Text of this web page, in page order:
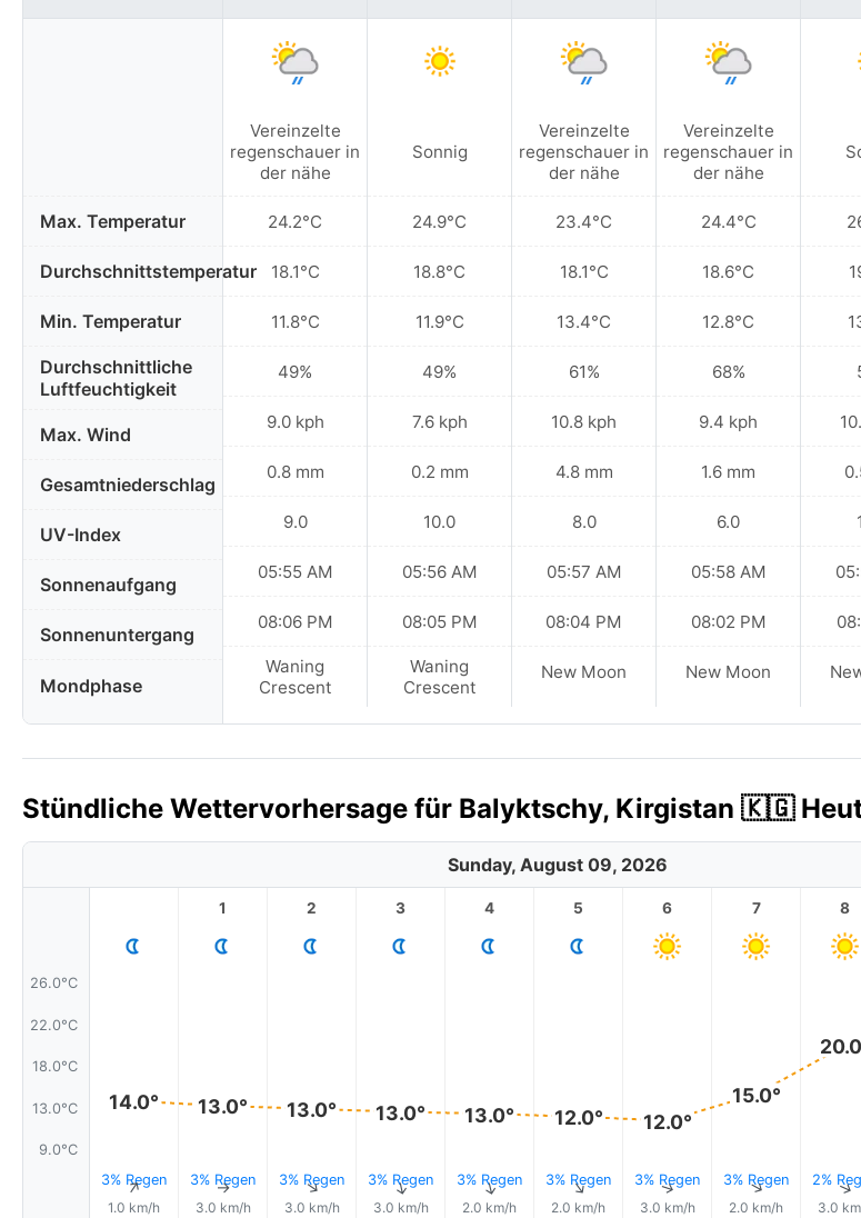
Max. Temperatur
Durchschnittstemperatur
Min. Temperatur
Durchschnittliche
Luftfeuchtigkeit
Max. Wind
Gesamtniederschlag
UV-Index
Sonnenaufgang
Sonnenuntergang
Mondphase
Vereinzelte
regenschauer in
der nähe
24.2°C
18.1°C
11.8°C
49%
9.0 kph
0.8 mm
9.0
05:55 AM
08:06 PM
Waning
Crescent
Sonnig
24.9°C
18.8°C
11.9°C
49%
7.6 kph
0.2 mm
10.0
05:56 AM
08:05 PM
Waning
Crescent
Vereinzelte
regenschauer in
der nähe
23.4°C
18.1°C
13.4°C
61%
10.8 kph
4.8 mm
8.0
05:57 AM
08:04 PM
New Moon
Vereinzelte
regenschauer in
der nähe
24.4°C
18.6°C
12.8°C
68%
9.4 kph
1.6 mm
6.0
05:58 AM
08:02 PM
New Moon
Stündliche Wettervorhersage für Balyktschy, Kirgistan 🇰🇬
Sunday, August 09, 2026
26.0°C
22.0°C
18.0°C
13.0°C
9.0°C
14.0°
3% Regen
↑
1.0 km/h
1
13.0°
3% Regen
↑
3.0 km/h
2
13.0°
3% Regen
↑
3.0 km/h
3
13.0°
3% Regen
↑
3.0 km/h
4
13.0°
3% Regen
↑
2.0 km/h
5
12.0°
3% Regen
↑
2.0 km/h
6
12.0°
3% Regen
↑
3.0 km/h
7
15.0°
3% Regen
↑
2.0 km/h
8
2% ↑
3.0